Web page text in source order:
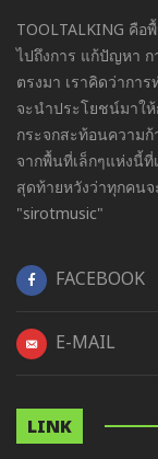
TOOLTALKING คือ
ไปถึงการ แก้ปัญหา ก
ตรงมา เราคิดว่ากา
จะนำประโยชน์มาให้
กระจกสะท้อนความ
จากพื้นที่เล็กๆแห่งนี้
สุดท้ายหวังว่าทุกคน
"sirotmusic"
FACEBOOK
E-MAIL
LINK